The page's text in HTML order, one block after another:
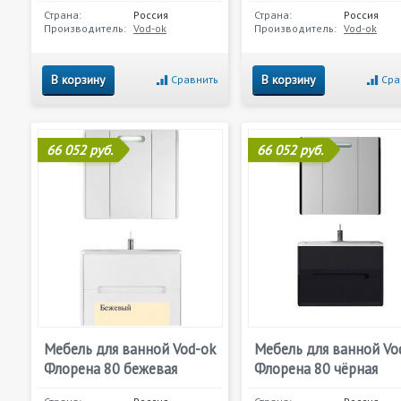
Страна:
Россия
Производитель: Vod-ok
В корзину Сравнить
Страна:
Россия
Производитель: Vod-ok
В корзину
66 052 руб.
Мебель для ванной Vod-ok
Флорена 80 бежевая
66 052 руб.
Мебель для ванной
Флорена 80 чёрная